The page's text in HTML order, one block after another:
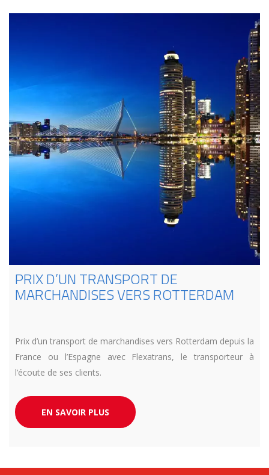
PRIX D’UN TRANSPORT DE
MARCHANDISES VERS ROTTERDAM
Prix d’un transport de marchandises vers Rotterdam depuis la
France ou l’Espagne avec Flexatrans, le transporteur à
l’écoute de ses clients.
EN SAVOIR PLUS